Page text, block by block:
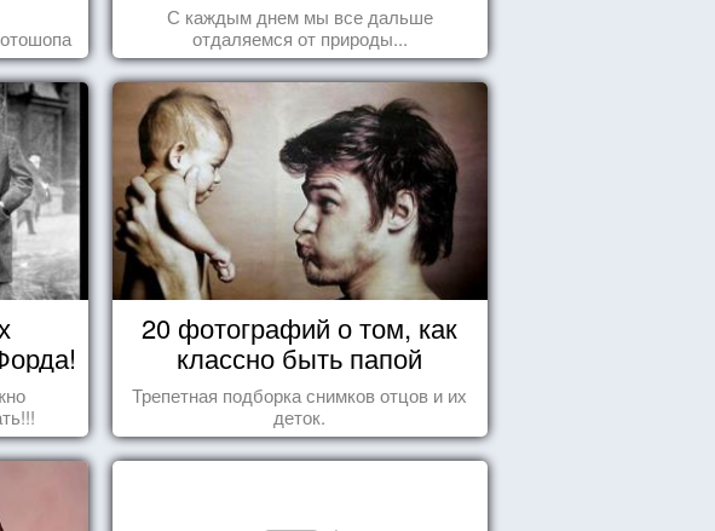
С каждым днем мы все дальше
отдаляемся от природы...
20 фотографий о том, как
классно быть папой
Трепетная подборка снимков отцов и их
деток.